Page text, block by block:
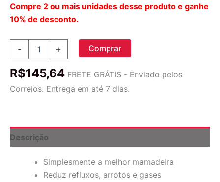
Compre 2 ou mais unidades desse produto e ganhe
10% de desconto.
-
Fluxo
Nível
0
meses,
quantidade
+ Comprar
R$145,64 FRETE GRÁTIS - Enviado pelos
Correios. Entrega em até 7 dias.
Descrição
Simplesmente a melhor mamadeira
Reduz refluxos, arrotos e gases